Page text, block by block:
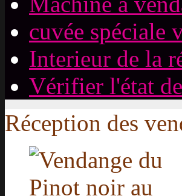
cuvée spéciale
Interieur de la
Vérifier l'état
Réception des